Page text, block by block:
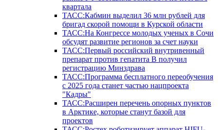
квартала
ТАСС:Кабмин выделил 36 млн рублей для
бригад скорой помощи в Курской области
ТАСС:На Конгрессе молодых ученых в Сочи
обсудят развитие регионов за счет науки
ТАСС:Первый российский внутривенный
препарат против гепатита В получил
регистрацию Минздрава
ТАСС:Программа бесплатного переобучения
с 2025 года станет частью нацпроекта
"Кадры"
ТАСС:Расширен перечень опорных пунктов
в Арктике, которые станут базой для
проектов